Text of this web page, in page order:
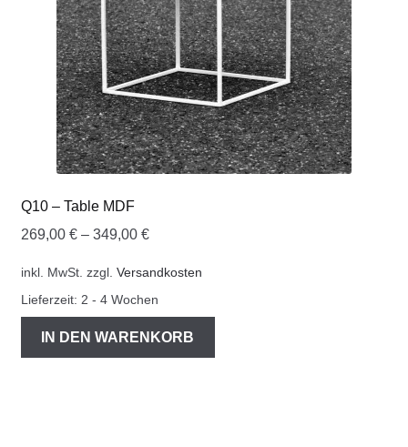
Q10 – Table MDF
269,00 €– 349,00 €
inkl. MwSt. zzgl. Versandkosten
Lieferzeit: 2 - 4 Wochen
IN DEN WARENKORB